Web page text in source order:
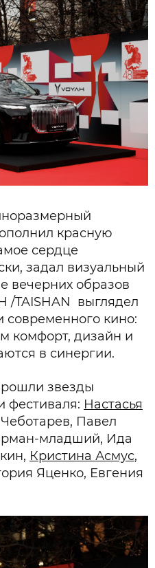
красную
сердце
задал визуальный
вечерних образов
/TAISHAN выглядел
кино:
комфорт, дизайн и
в синергии.
звезды
фестиваля: Настасья
Павел
младший, Ида
Кристина Асмус,
Яценко, Евгения